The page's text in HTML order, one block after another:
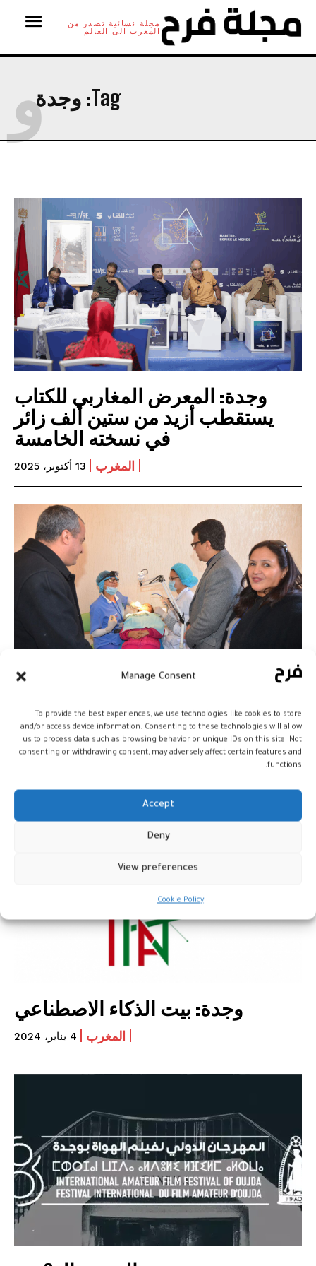
Manage Consent
To provide the best experiences, we use technologies like cookies to store
and/or access device information. Consenting to these technologies will allow
us to process data such as browsing behavior or unique IDs on this site. Not
consenting or withdrawing consent, may adversely affect certain features and
functions.
Accept
Deny
View preferences
Cookie Policy
مجلة نسائية تصدر من
المغرب الى العالم
Tag: وجدةو
وجدة: المعرض المغاربي للكتاب
يستقطب أزيد من ستين ألف زائر
في نسخته الخامسة
المغرب 13 أكتوبر، 2025
بحوالي 90 طفلا يعانون من تشوهات
خلقية
وجدة: بيت الذكاء الاصطناعي
المغرب 4 يناير، 2024